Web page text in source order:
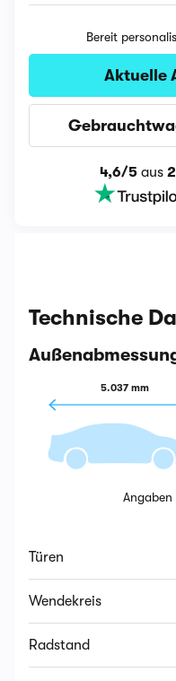
Bereit
Aktuelle
4,6/5 aus
Technische
5.037 mm
Türen
Wendekreis
Radstand